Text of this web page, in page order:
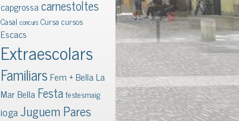
capgrossacarnestoltes
Casal concurs Cursa cursos
Escacs
Extraescolars
Familiars Fem + Bella La
Mar Bella Festafestesmaig
iogaJuguem Pares